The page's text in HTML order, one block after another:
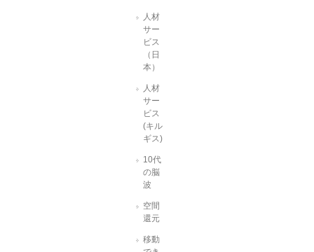
人材
サー
ビス
（日
本）
人材
サー
ビス
(キル
ギス)
10代
の脳
波
空間
還元
移動